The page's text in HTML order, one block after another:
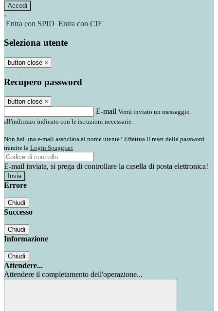
-
Entra con SPID Entra con CIE
Seleziona utente
button close ×
Recupero password
button close ×
E-mail Verrà inviato un messaggio
all'indirizzo indicato con le istruzioni necessarie.
Non hai una e-mail associata al nome utente? Effettua il reset della password
tramite la Login Spaggiari
E-mail inviata, si prega di controllare la casella di posta elettronica!
Errore
Chiudi
Successo
Chiudi
Informazione
Chiudi
Attendere...
Attendere il completamento dell'operazione...